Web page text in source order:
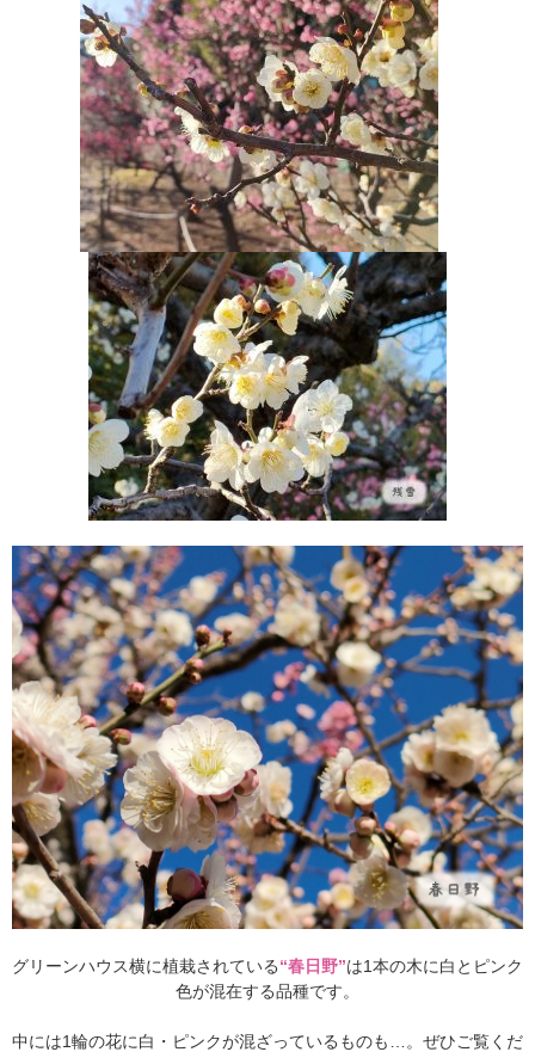
グリーンハウス横に植栽されている“春日野”は1本の木に白とピンク
色が混在する品種です。
中には1輪の花に白・ピンクが混ざっているものも…。ぜひご覧くだ